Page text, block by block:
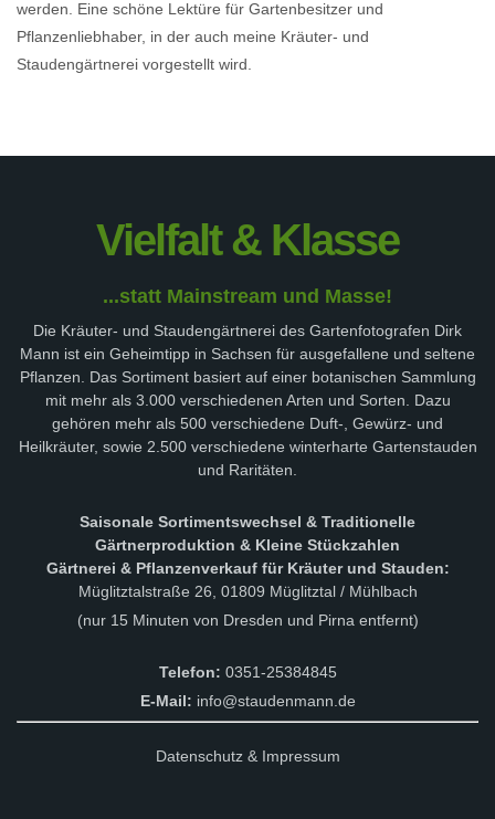
werden. Eine schöne Lektüre für Gartenbesitzer und
Pflanzenliebhaber, in der auch meine Kräuter- und
Staudengärtnerei vorgestellt wird.
Vielfalt & Klasse
...statt Mainstream und Masse!
Die Kräuter- und Staudengärtnerei des Gartenfotografen Dirk
Mann ist ein Geheimtipp in Sachsen für ausgefallene und seltene
Pflanzen. Das Sortiment basiert auf einer botanischen Sammlung
mit mehr als 3.000 verschiedenen Arten und Sorten. Dazu
gehören mehr als 500 verschiedene Duft-, Gewürz- und
Heilkräuter, sowie 2.500 verschiedene winterharte Gartenstauden
und Raritäten.
Saisonale Sortimentswechsel & Traditionelle
Gärtnerproduktion & Kleine Stückzahlen
Gärtnerei & Pflanzenverkauf für Kräuter und Stauden:
Müglitztalstraße 26, 01809 Müglitztal / Mühlbach
(nur 15 Minuten von Dresden und Pirna entfernt)
Telefon: 0351-25384845
E-Mail: info@staudenmann.de
Datenschutz & Impressum